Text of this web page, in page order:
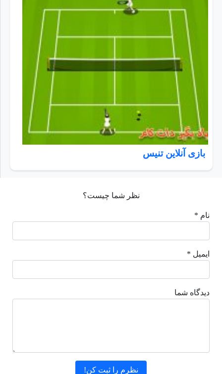
بازی آنلاین تنیس
نظر شما چیست؟
نام *
ایمیل *
دیدگاه شما